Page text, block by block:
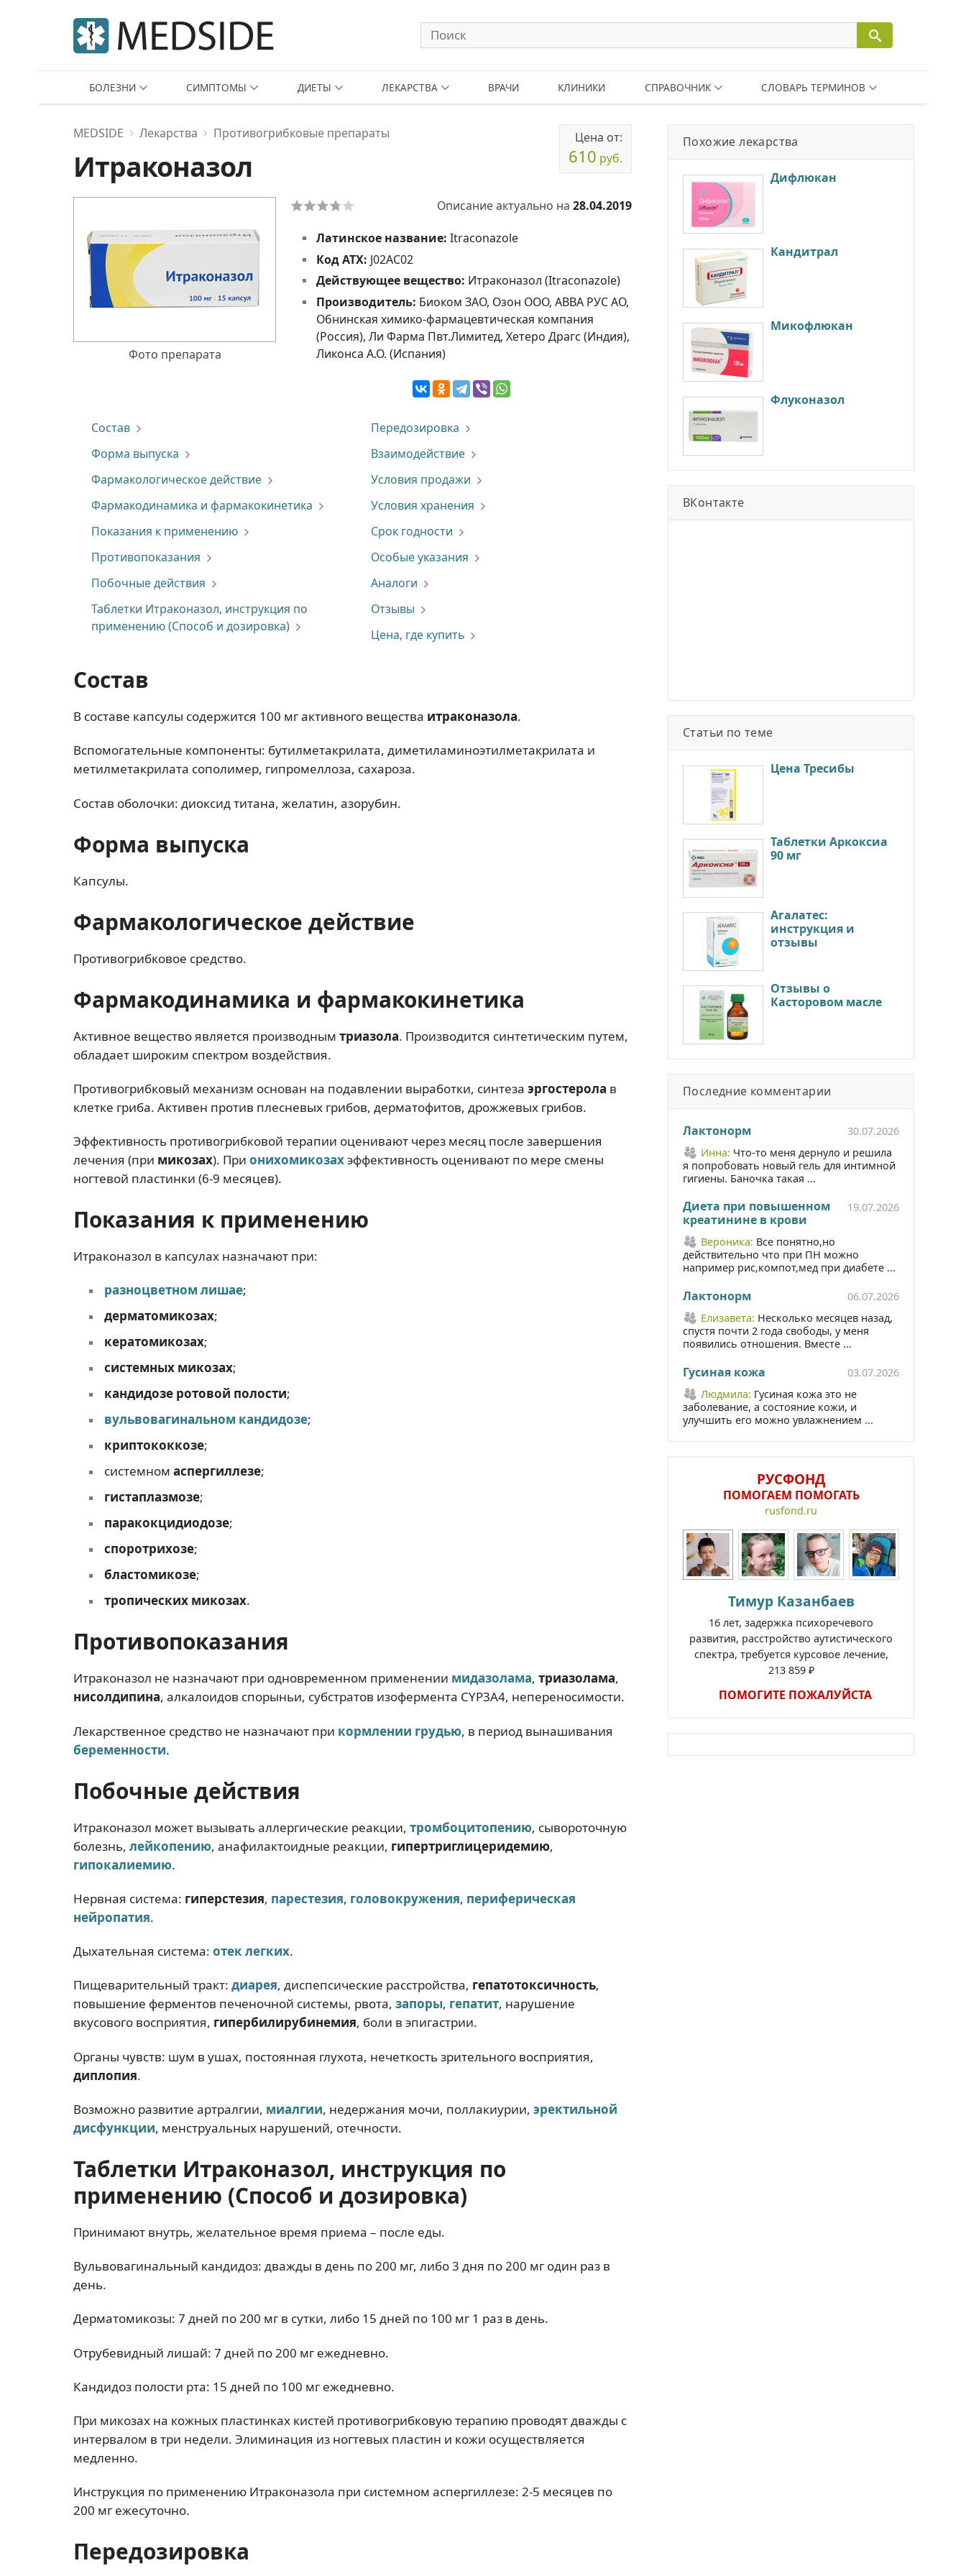
БОЛЕЗНИ СИМПТОМЫ ДИЕТЫ ЛЕКАРСТВА ВРАЧИ КЛИНИКИ СПРАВОЧНИК СЛОВАРЬ ТЕРМИНОВ
MEDSIDE Лекарства Противогрибковые препараты
Итраконазол
Цена от:
610 руб.
Фото препарата
Описание актуально на 28.04.2019
Латинское название: Itraconazole
Код АТХ: J02AC02
Действующее вещество: Итраконазол (Itraconazole)
Производитель: Биоком ЗАО, Озон ООО, АВВА РУС АО,
Обнинская химико-фармацевтическая компания
(Россия), Ли Фарма Пвт.Лимитед, Хетеро Драгс (Индия),
Ликонса А.О. (Испания)
Состав
Форма выпуска
Фармакологическое действие
Фармакодинамика и фармакокинетика
Показания к применению
Противопоказания
Побочные действия
Таблетки Итраконазол, инструкция по
применению (Способ и дозировка)
Передозировка
Взаимодействие
Условия продажи
Условия хранения
Срок годности
Особые указания
Аналоги
Отзывы
Цена, где купить
Состав
В составе капсулы содержится 100 мг активного вещества итраконазола.
Вспомогательные компоненты: бутилметакрилата, диметиламиноэтилметакрилата и
метилметакрилата сополимер, гипромеллоза, сахароза.
Состав оболочки: диоксид титана, желатин, азорубин.
Форма выпуска
Капсулы.
Фармакологическое действие
Противогрибковое средство.
Фармакодинамика и фармакокинетика
Активное вещество является производным триазола. Производится синтетическим путем,
обладает широким спектром воздействия.
Противогрибковый механизм основан на подавлении выработки, синтеза эргостерола в
клетке гриба. Активен против плесневых грибов, дерматофитов, дрожжевых грибов.
Эффективность противогрибковой терапии оценивают через месяц после завершения
лечения (при микозах). При ониxомикозахэффективность оценивают по мере смены
ногтевой пластинки (6-9 месяцев).
Показания к применению
Итраконазол в капсулах назначают при:
разноцветном лишае;
дерматомикозах;
кератомикозах;
системных микозах;
кандидозе ротовой полости;
вульвовагинальном кандидозе;
криптококкозе;
системном аспергиллезе;
гистаплазмозе;
паракокцидиодозе;
споротрихозе;
бластомикозе;
тропических микозах.
Противопоказания
Итраконазол не назначают при одновременном применении мидазолама, триазолама,
нисолдипина, алкалоидов спорыньи, субстратов изофермента СYР3А4, непереносимости.
Лекарственное средство не назначают при кормлении грудью, в период вынашивания
беременности.
Побочные действия
Итраконазол может вызывать аллергические реакции, тромбоцитопению, сывороточную
болезнь, лейкопению, анафилактоидные реакции, гипертриглицеридемию,
гипокалиемию.
Нервная система: гиперстезия, парестезия, головокружения, периферическая
нейропатия.
Дыхательная система: отек легких.
Пищеварительный тракт: диарея, диспепсические расстройства, гепатотоксичность,
повышение ферментов печеночной системы, рвота, запоры, гепатит, нарушение
вкусового восприятия, гипербилирубинемия, боли в эпигастрии.
Органы чувств: шум в ушах, постоянная глухота, нечеткость зрительного восприятия,
диплопия.
Возможно развитие артралгии, миалгии, недержания мочи, поллакиурии, эректильной
дисфункции, менструальных нарушений, отечности.
Таблетки Итраконазол, инструкция по
применению (Способ и дозировка)
Принимают внутрь, желательное время приема – после еды.
Вульвовагинальный кандидоз: дважды в день по 200 мг, либо 3 дня по 200 мг один раз в
день.
Дерматомикозы: 7 дней по 200 мг в сутки, либо 15 дней по 100 мг 1 раз в день.
Отрубевидный лишай: 7 дней по 200 мг ежедневно.
Кандидоз полости рта: 15 дней по 100 мг ежедневно.
При микозах на кожных пластинках кистей противогрибковую терапию проводят дважды с
интервалом в три недели. Элиминация из ногтевых пластин и кожи осуществляется
медленно.
Инструкция по применению Итраконазола при системном аспергиллезе: 2-5 месяцев по
200 мг ежесуточно.
Передозировка
Похожие лекарства
Дифлюкан
Кандитрал
Микофлюкан
Флуконазол
ВКонтакте
Статьи по теме
Цена Тресибы
Таблетки Аркоксиа
90 мг
Агалатес:
инструкция и
отзывы
Отзывы о
Касторовом масле
Последние комментарии
Лактонорм
30.07.2026
Инна: Что-то меня дернуло и решила
я попробовать новый гель для интимной
гигиены. Баночка такая ...
Диета при повышенном
креатинине в крови
19.07.2026
Вероника: Все понятно,но
действительно что при ПН можно
например рис,компот,мед при диабете ...
Лактонорм
06.07.2026
Елизавета: Несколько месяцев назад,
спустя почти 2 года свободы, у меня
появились отношения. Вместе ...
Гусиная кожа
03.07.2026
Людмила: Гусиная кожа это не
заболевание, а состояние кожи, и
улучшить его можно увлажнением ...
РУСФОНД
ПОМОГАЕМ ПОМОГАТЬ
rusfond.ru
Тимур Казанбаев
16 лет, задержка психоречевого
развития, расстройство аутистического
спектра, требуется курсовое лечение,
213 859 ₽
ПОМОГИТЕ ПОЖАЛУЙСТА